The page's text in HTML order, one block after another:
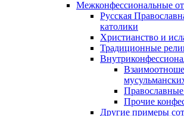
Межконфессиональные
Русская
католики
Христианство и
Традиционные
Прочие
Другие примеры